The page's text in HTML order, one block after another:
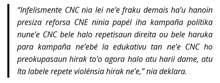
“Infelismente CNC nia lei ne’e fraku demais ha’u hanoin
presiza reforsa CNE ninia papél iha kampaña polítika
nune’e CNC bele halo repetisaun direita ou bele haruka
para kampaña ne’ebé la edukativu tan ne’e CNC ho
preokupasaun hirak to’o agora halo atu harii dame, atu
Ita labele repete violénsia hirak ne’e,” nia deklara.